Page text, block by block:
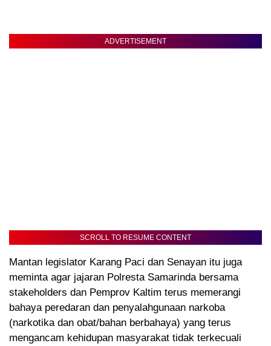
ADVERTISEMENT
SCROLL TO RESUME CONTENT
Mantan legislator Karang Paci dan Senayan itu juga
meminta agar jajaran Polresta Samarinda bersama
stakeholders dan Pemprov Kaltim terus memerangi
bahaya peredaran dan penyalahgunaan narkoba
(narkotika dan obat/bahan berbahaya) yang terus
mengancam kehidupan masyarakat tidak terkecuali